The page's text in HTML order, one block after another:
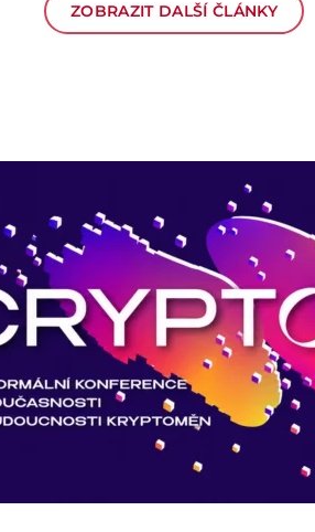
ZOBRAZIT DALŠÍ ČLÁNKY